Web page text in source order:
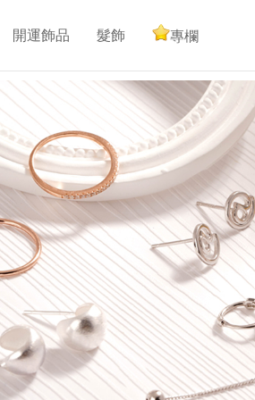
開運飾品 髮飾 專欄